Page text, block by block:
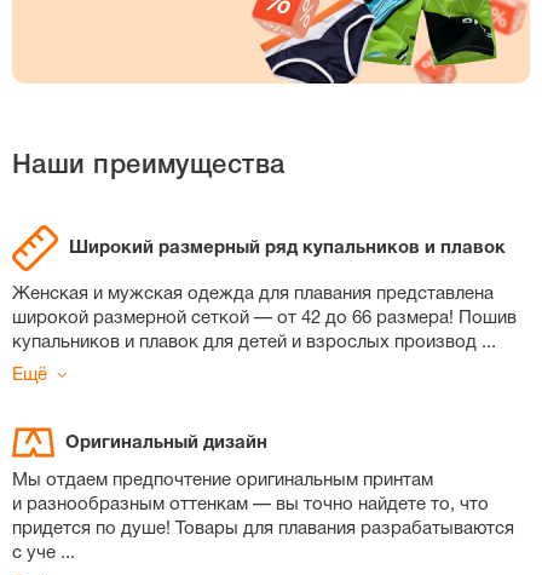
Наши преимущества
Широкий размерный ряд купальников и плавок
Женская и мужская одежда для плавания представлена
широкой размерной сеткой — от 42 до 66 размера! Пошив
купальников и плавок для детей и взрослых производ ...
Ещё
Оригинальный дизайн
Мы отдаем предпочтение оригинальным принтам
и разнообразным оттенкам — вы точно найдете то, что
придется по душе! Товары для плавания разрабатываются
с уче ...